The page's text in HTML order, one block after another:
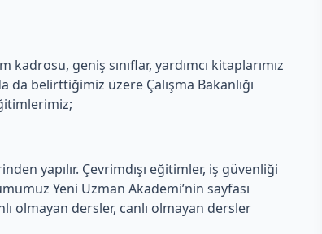
geniş sınıflar, yardımcı kitaplarımız
belirttiğimiz üzere Çalışma Bakanlığı
yapılır. Çevrimdışı eğitimler, iş güvenliği
Yeni Uzman Akademi’nin sayfası
olmayan dersler, canlı olmayan dersler